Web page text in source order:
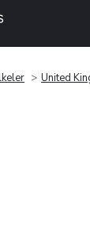
United